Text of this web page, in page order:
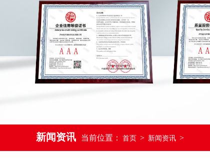
新闻资讯 当前位置： 首页 > 新闻资讯 >